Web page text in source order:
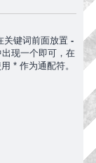
关键词前面放置 -
现一个即可，在
* 作为通配符。